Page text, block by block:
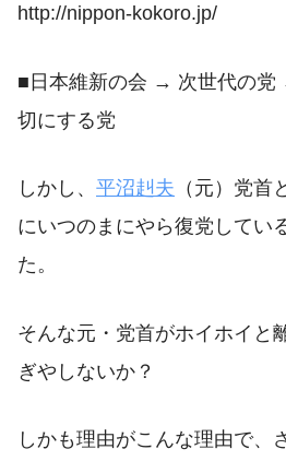
http://nippon-kokoro.jp/
■日本維新の会 → 次世代の党
切にする党
しかし、 平沼赳夫 （元）党首
にいつのまにやら復党してい
た。
そんな元・党首がホイホイと
ぎやしないか？
しかも理由がこんな理由で、